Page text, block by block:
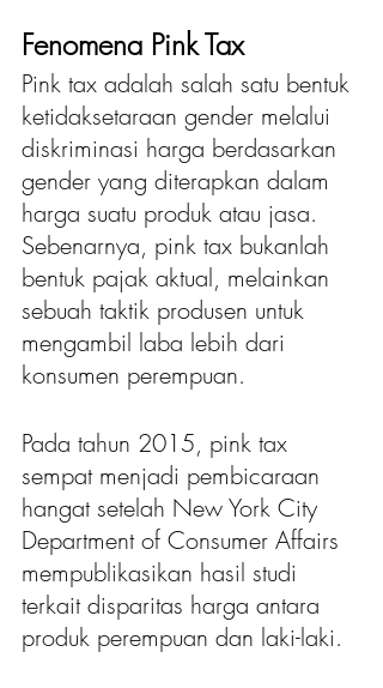
Fenomena Pink Tax
Pink tax adalah salah satu bentuk
ketidaksetaraan gender melalui
diskriminasi harga berdasarkan
gender yang diterapkan dalam
harga suatu produk atau jasa.
Sebenarnya, pink tax bukanlah
bentuk pajak aktual, melainkan
sebuah taktik produsen untuk
mengambil laba lebih dari
konsumen perempuan.
Pada tahun 2015, pink tax
sempat menjadi pembicaraan
hangat setelah New York City
Department of Consumer Affairs
mempublikasikan hasil studi
terkait disparitas harga antara
produk perempuan dan laki-laki.